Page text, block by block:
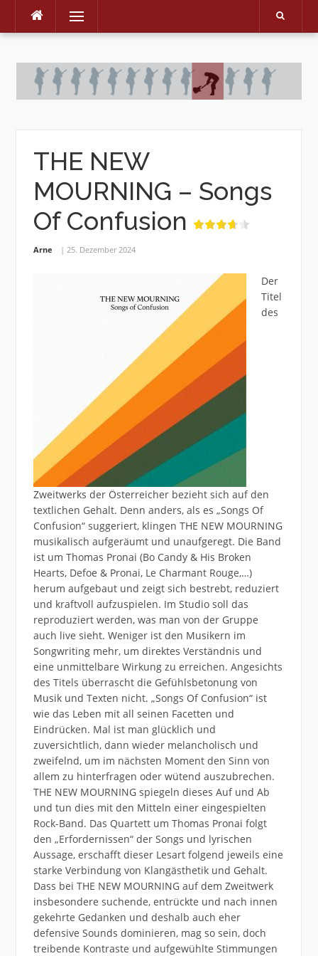
Skip
Menu
THE NEW
MOURNING – Songs
Of Confusion
Arne 25. Dezember 2024
Der
Titel
des
Zweitwerks der Österreicher bezieht sich auf den
textlichen Gehalt. Denn anders, als es „Songs Of
Confusion“ suggeriert, klingen THE NEW MOURNING
musikalisch aufgeräumt und unaufgeregt. Die Band
ist um Thomas Pronai (Bo Candy & His Broken
Hearts, Defoe & Pronai, Le Charmant Rouge,…)
herum aufgebaut und zeigt sich bestrebt, reduziert
und kraftvoll aufzuspielen. Im Studio soll das
reproduziert werden, was man von der Gruppe
auch live sieht. Weniger ist den Musikern im
Songwriting mehr, um direktes Verständnis und
eine unmittelbare Wirkung zu erreichen. Angesichts
des Titels überrascht die Gefühlsbetonung von
Musik und Texten nicht. „Songs Of Confusion“ ist
wie das Leben mit all seinen Facetten und
Eindrücken. Mal ist man glücklich und
zuversichtlich, dann wieder melancholisch und
zweifelnd, um im nächsten Moment den Sinn von
allem zu hinterfragen oder wütend auszubrechen.
THE NEW MOURNING spiegeln dieses Auf und Ab
und tun dies mit den Mitteln einer eingespielten
Rock-Band. Das Quartett um Thomas Pronai folgt
den „Erfordernissen“ der Songs und lyrischen
Aussage, erschafft dieser Lesart folgend jeweils eine
starke Verbindung von Klangästhetik und Gehalt.
Dass bei THE NEW MOURNING auf dem Zweitwerk
insbesondere suchende, entrückte und nach innen
gekehrte Gedanken und deshalb auch eher
defensive Sounds dominieren, mag so sein, doch
treibende Kontraste und aufgewühlte Stimmungen